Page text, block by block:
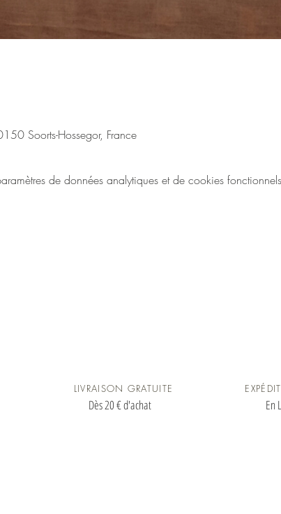
Soorts-Hossegor, France
de données analytiques et de cookies
LIVRAISON GRATUITE
Dès 20 € d'achat En